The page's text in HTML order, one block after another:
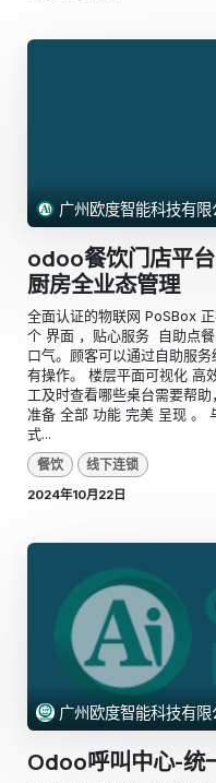
广州欧度智能科技有
odoo餐饮门店平
厨房全业态管理
全面认证的物联网 PoSBox
个 界面 ，贴心服务 ​ 自助点
口气。顾客可以通过自助服
有操作。 楼层平面可视化 高
工及时查看哪些桌台需要帮
准备 全部 功能 完美 呈现 。
式...
餐饮 线下连锁
2024年10月22日
广州欧度智能科技有
Odoo呼叫中心-统